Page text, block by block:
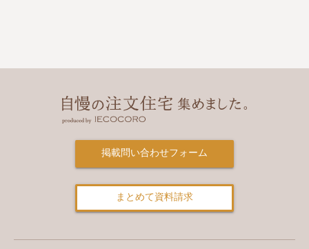
掲載問い合わせフォーム
まとめて資料請求